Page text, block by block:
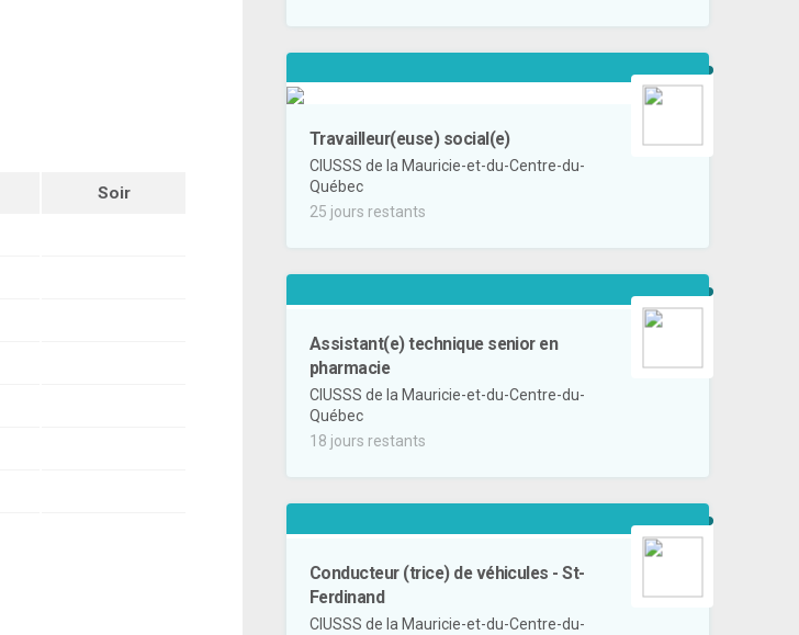
Soir
Travailleur(euse) social(e)
CIUSSS de la Mauricie-et-du-Centre-du-
Québec
25 jours restants
Assistant(e) technique senior en
pharmacie
CIUSSS de la Mauricie-et-du-Centre-du-
Québec
18 jours restants
Conducteur (trice) de véhicules - St-
Ferdinand
CIUSSS de la Mauricie-et-du-Centre-du-